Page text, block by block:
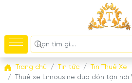
Trang chủ Tin tức
Tin Thuê Xe
Thuê xe Limousine đưa đón tận nơi